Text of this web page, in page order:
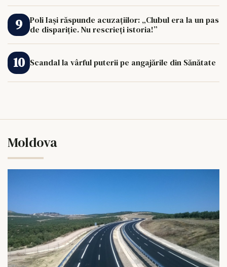
Poli Iași răspunde acuzațiilor: „Clubul era la un pas
de dispariție. Nu rescrieți istoria!”
Scandal la vârful puterii pe angajările din Sănătate
Moldova